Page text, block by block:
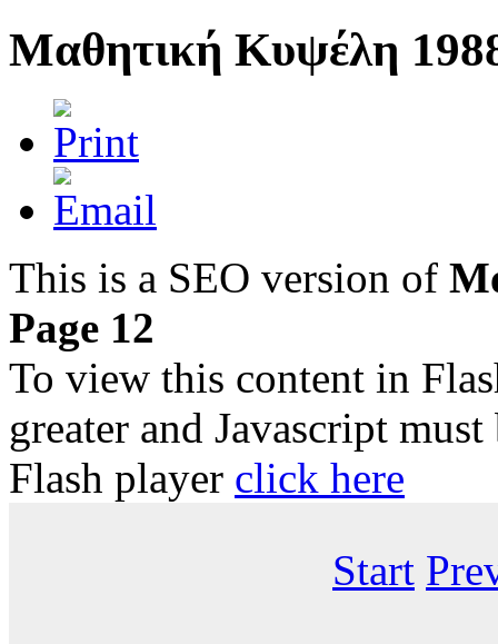
Μαθητική Κυψέλη
This is a SEO version of
Page 12
To view this content in
greater and Javascript
Flash player click here
Start